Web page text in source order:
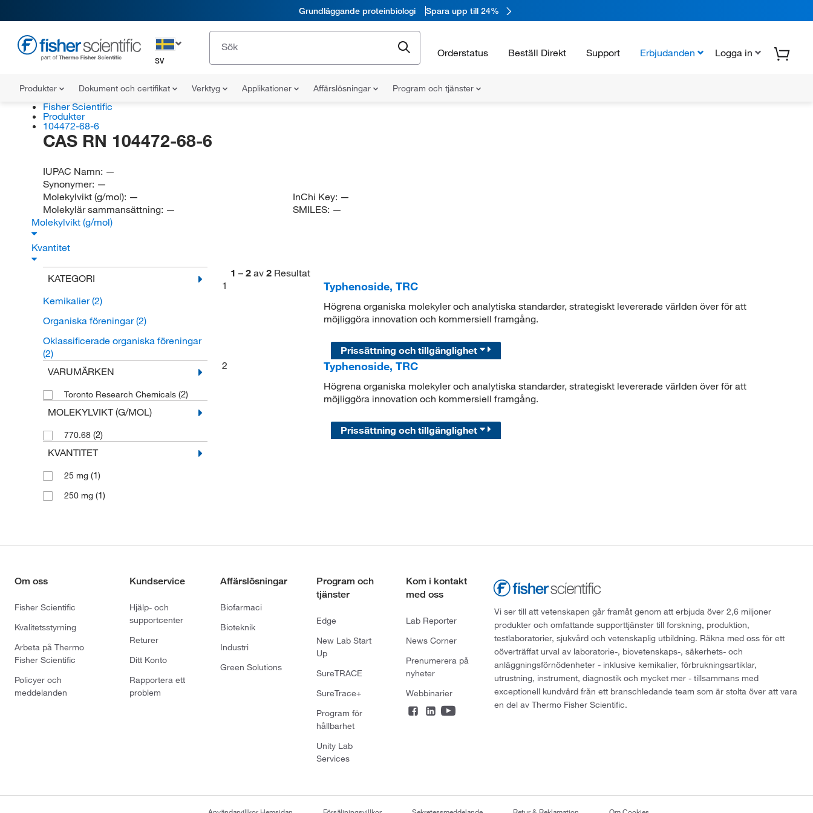
Grundläggande proteinbiologi Spara upp till 24%
SV
Orderstatus Beställ Direkt Support Erbjudanden Logga in
Produkter Dokument och certifikat Verktyg Applikationer Affärslösningar Program och tjänster
Fisher Scientific
Produkter
104472-68-6
CAS RN 104472-68-6
IUPAC Namn: —
Synonymer: —
Molekylvikt (g/mol): —
Molekylär sammansättning: —
InChi Key: —
SMILES: —
Molekylvikt (g/mol)
Kvantitet
KATEGORI
Kemikalier(2)
Organiska föreningar(2)
Oklassificerade organiska föreningar
(2)
VARUMÄRKEN
Toronto Research Chemicals (2)
MOLEKYLVIKT (G/MOL)
770.68 (2)
KVANTITET
25 mg (1)
250 mg (1)
1 – 2 av 2 Resultat
1
Typhenoside, TRC
Högrena organiska molekyler och analytiska standarder, strategiskt levererade världen över för att
möjliggöra innovation och kommersiell framgång.
Prissättning och tillgänglighet
2
Typhenoside, TRC
Högrena organiska molekyler och analytiska standarder, strategiskt levererade världen över för att
möjliggöra innovation och kommersiell framgång.
Prissättning och tillgänglighet
Om oss
Fisher Scientific
Kvalitetsstyrning
Arbeta på Thermo
Fisher Scientific
Policyer och
meddelanden
Kundservice
Hjälp- och
supportcenter
Returer
Ditt Konto
Rapportera ett
problem
Affärslösningar
Biofarmaci
Bioteknik
Industri
Green Solutions
Program och
tjänster
Edge
New Lab Start
Up
SureTRACE
SureTrace+
Program för
hållbarhet
Unity Lab
Services
Kom i kontakt
med oss
Lab Reporter
News Corner
Prenumerera på
nyheter
Webbinarier
Vi ser till att vetenskapen går framåt genom att erbjuda över 2,6 miljoner
produkter och omfattande supporttjänster till forskning, produktion,
testlaboratorier, sjukvård och vetenskaplig utbildning. Räkna med oss för ett
oöverträffat urval av laboratorie-, biovetenskaps-, säkerhets- och
anläggningsförnödenheter - inklusive kemikalier, förbrukningsartiklar,
utrustning, instrument, diagnostik och mycket mer - tillsammans med
exceptionell kundvård från ett branschledande team som är stolta över att vara
en del av Thermo Fisher Scientific.